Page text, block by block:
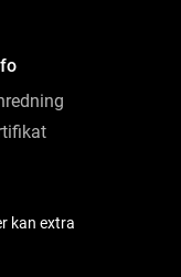
kan extra